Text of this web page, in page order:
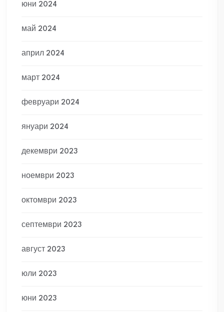
юни 2024
май 2024
април 2024
март 2024
февруари 2024
януари 2024
декември 2023
ноември 2023
октомври 2023
септември 2023
август 2023
юли 2023
юни 2023